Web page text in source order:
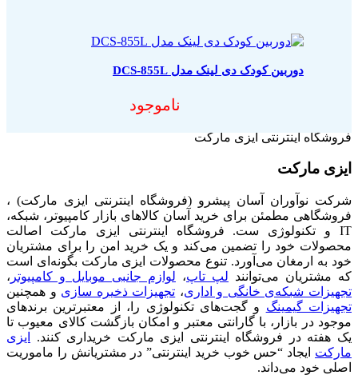
دوربین کودک دی لینک مدل DCS-855L
ناموجود
فروشگاه اینترنتی ایزی مارکت
ایزی مارکت
شرکت نوآوران آسان پیشرو (فروشگاه اینترنتی ایزی مارکت) ،
فروشگاهی مطمئن برای خرید آسان کالاهای بازار کامپیوتر، شبکه،
IT و تکنولوژی ست. فروشگاه اینترنتی ایزی مارکت اصالت
محصولات خود را تضمین می‌کند و یک خرید امن را برای مشتریان
خود به ارمغان می‌آورد. تنوع محصولات ایزی مارکت بگونه‌ای است
که مشتریان می‌توانند لپ تاپ، لوازم جانبی موبایل و کامپیوتر ،
تجهیزات شبکه‌ی خانگی و اداری، تجهیزات ذخیره سازی و همچنین
تجهیزات گیمینگ و گجت‌های تکنولوژی را، از معتبرترین برندهای
موجود در بازار، با گارانتی معتبر و امکان بازگشت کالای معیوب تا
یک هفته در فروشگاه اینترنتی ایزی مارکت خریداری کنند.
ایزی
مارکت ایجاد “حس خوب خرید اینترنتی” در مشتریانش را ماموریت
اصلی خود می‌داند.